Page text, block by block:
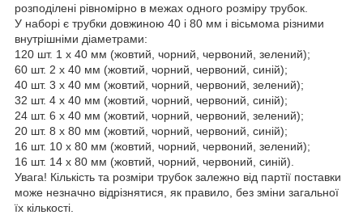
розподілені рівномірно в межах одного розміру трубок.
У наборі є трубки довжиною 40 і 80 мм і вісьмома різними
внутрішніми діаметрами:
120 шт. 1 x 40 мм (жовтий, чорний, червоний, зелений);
60 шт. 2 x 40 мм (жовтий, чорний, червоний, синій);
40 шт. 3 x 40 мм (жовтий, чорний, червоний, зелений);
32 шт. 4 x 40 мм (жовтий, чорний, червоний, синій);
24 шт. 6 x 40 мм (жовтий, чорний, червоний, зелений);
20 шт. 8 x 80 мм (жовтий, чорний, червоний, синій);
16 шт. 10 x 80 мм (жовтий, чорний, червоний, зелений);
16 шт. 14 x 80 мм (жовтий, чорний, червоний, синій).
Увага! Кількість та розміри трубок залежно від партії поставки
може незначно відрізнятися, як правило, без зміни загальної
їх кількості.